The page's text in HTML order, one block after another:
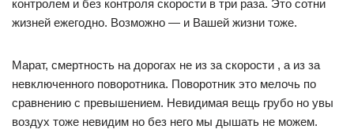
контролем и без контроля скорости в три раза. Это сотни
жизней ежегодно. Возможно — и Вашей жизни тоже.
Марат, смертность на дорогах не из за скорости , а из за
невключенного поворотника. Поворотник это мелочь по
сравнению с превышением. Невидимая вещь грубо но увы
воздух тоже невидим но без него мы дышать не можем.